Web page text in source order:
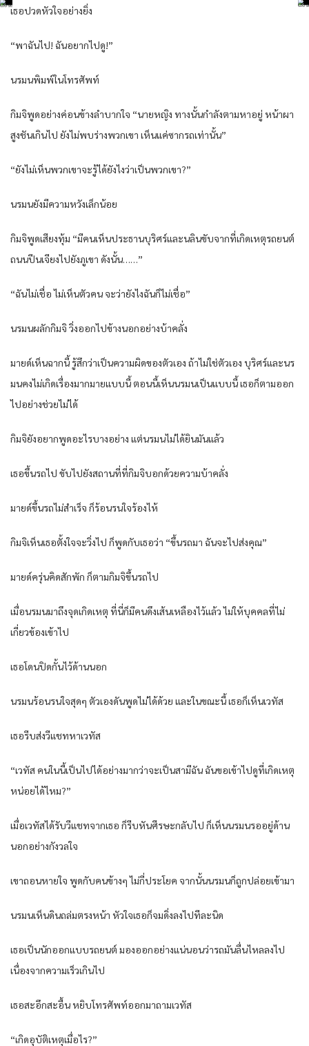
เธอปวดหัวใจอย่างยิ่ง
“พาฉันไป! ฉันอยากไปดู!”
นรมนพิมพ์ในโทรศัพท์
กิมจิพูดอย่างค่อนข้างลำบากใจ “นายหญิง ทางนั้นกำลังตามหาอยู่ หน้าผา
สูงชันเกินไป ยังไม่พบร่างพวกเขา เห็นแค่ซากรถเท่านั้น”
“ยังไม่เห็นพวกเขาจะรู้ได้ยังไงว่าเป็นพวกเขา?”
นรมนยังมีความหวังเล็กน้อย
กิมจิพูดเสียงทุ้ม “มีคนเห็นประธานบุริศร์และนลินขับจากที่เกิดเหตุรถยนต์
ถนนปีนเจียงไปยังภูเขา ดังนั้น……”
“ฉันไม่เชื่อ ไม่เห็นตัวคน จะว่ายังไงฉันก็ไม่เชื่อ”
นรมนผลักกิมจิ วิ่งออกไปข้างนอกอย่างบ้าคลั่ง
มายด์เห็นฉากนี้ รู้สึกว่าเป็นความผิดของตัวเอง ถ้าไม่ใช่ตัวเอง บุริศร์และนร
มนคงไม่เกิดเรื่องมากมายแบบนี้ ตอนนี้เห็นนรมนเป็นแบบนี้ เธอก็ตามออก
ไปอย่างช่วยไม่ได้
กิมจิยังอยากพูดอะไรบางอย่าง แต่นรมนไม่ได้ยินมันแล้ว
เธอขึ้นรถไป ขับไปยังสถานที่ที่กิมจิบอกด้วยความบ้าคลั่ง
มายด์ขึ้นรถไม่สำเร็จ ก็ร้อนรนใจร้องไห้
กิมจิเห็นเธอตั้งใจจะวิ่งไป ก็พูดกับเธอว่า “ขึ้นรถมา ฉันจะไปส่งคุณ”
มายด์ครุ่นคิดสักพัก ก็ตามกิมจิขึ้นรถไป
เมื่อนรมนมาถึงจุดเกิดเหตุ ที่นี่ก็มีคนดึงเส้นเหลืองไว้แล้ว ไม่ให้บุคคลที่ไม่
เกี่ยวข้องเข้าไป
เธอโดนปิดกั้นไว้ด้านนอก
นรมนร้อนรนใจสุดๆ ตัวเองดันพูดไม่ได้ด้วย และในขณะนี้ เธอก็เห็นเวทัส
เธอรีบส่งวีแชทหาเวทัส
“เวทัส คนในนี้เป็นไปได้อย่างมากว่าจะเป็นสามีฉัน ฉันขอเข้าไปดูที่เกิดเหตุ
หน่อยได้ไหม?”
เมื่อเวทัสได้รับวีแชทจากเธอ ก็รีบหันศีรษะกลับไป ก็เห็นนรมนรออยู่ด้าน
นอกอย่างกังวลใจ
เขาถอนหายใจ พูดกับคนข้างๆ ไม่กี่ประโยค จากนั้นนรมนก็ถูกปล่อยเข้ามา
นรมนเห็นดินถล่มตรงหน้า หัวใจเธอก็จมดิ่งลงไปทีละนิด
เธอเป็นนักออกแบบรถยนต์ มองออกอย่างแน่นอนว่ารถมันลื่นไหลลงไป
เนื่องจากความเร็วเกินไป
เธอสะอึกสะอื้น หยิบโทรศัพท์ออกมาถามเวทัส
“เกิดอุบัติเหตุเมื่อไร?”